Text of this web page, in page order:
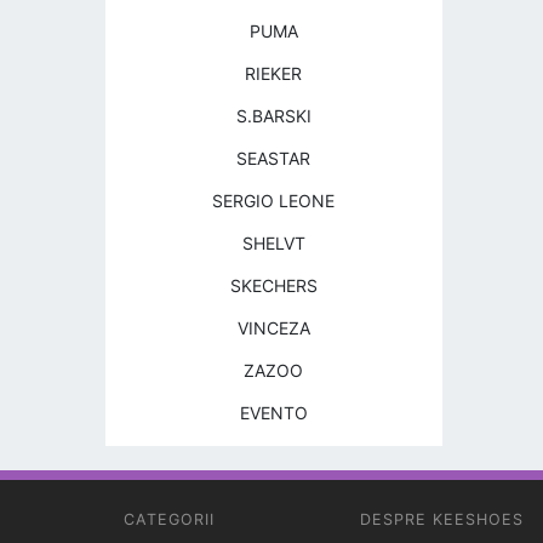
PUMA
RIEKER
S.BARSKI
SEASTAR
SERGIO LEONE
SHELVT
SKECHERS
VINCEZA
ZAZOO
EVENTO
CATEGORII DESPRE KEESHOES